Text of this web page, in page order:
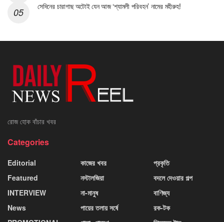
সেদিনের চারাগাছ অটোই যেন আজ ‘শ্যামলী পরিবহন’ নামের মহীরুহ!
রোজ হোক বাঁচার খবর
Categories
Editorial
Featured
INTERVIEW
News
কাজের খবর
নস্টালজিয়া
না-মানুষ
পায়ের তলায় সর্ষে
প্রকৃতি
বদলে দেওয়ার গল্প
বাণিজ্য
রক-টক